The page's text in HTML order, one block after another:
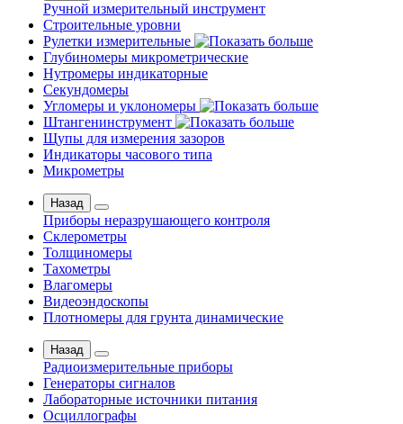
Ручной измерительный инструмент
Строительные уровни
Рулетки измерительные
Глубиномеры микрометрические
Нутромеры индикаторные
Секундомеры
Угломеры и уклономеры
Штангенинструмент
Щупы для измерения зазоров
Индикаторы часового типа
Микрометры
Назад
Приборы неразрушающего контроля
Склерометры
Толщиномеры
Тахометры
Влагомеры
Видеоэндоскопы
Плотномеры для грунта динамические
Назад
Радиоизмерительные приборы
Генераторы сигналов
Лабораторные источники питания
Осциллографы